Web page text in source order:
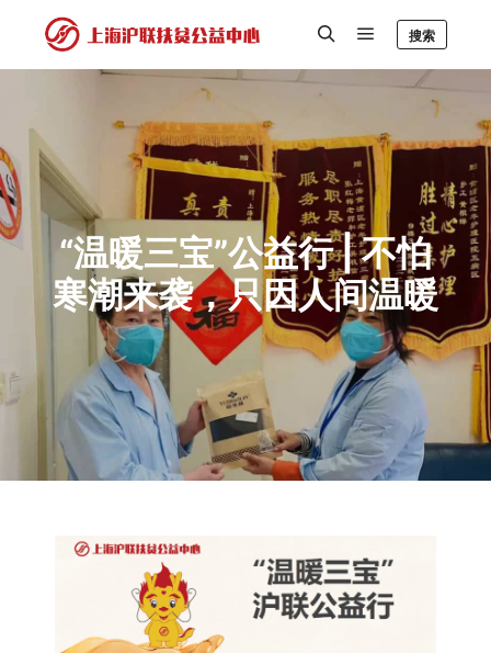
搜索
“温暖三宝”公益行 | 不怕
寒潮来袭，只因人间温暖